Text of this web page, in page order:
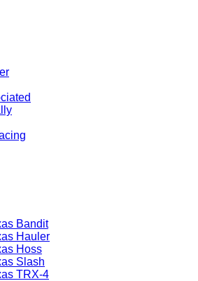
Bandit
Hauler
Hoss
Slash
TRX-4